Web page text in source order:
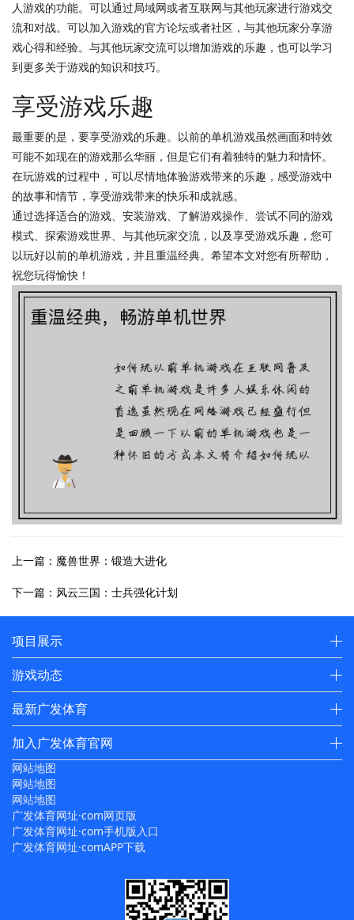
人游戏的功能。可以通过局域网或者互联网与其他玩家进行游戏交
流和对战。可以加入游戏的官方论坛或者社区，与其他玩家分享游
戏心得和经验。与其他玩家交流可以增加游戏的乐趣，也可以学习
到更多关于游戏的知识和技巧。
享受游戏乐趣
最重要的是，要享受游戏的乐趣。以前的单机游戏虽然画面和特效
可能不如现在的游戏那么华丽，但是它们有着独特的魅力和情怀。
在玩游戏的过程中，可以尽情地体验游戏带来的乐趣，感受游戏中
的故事和情节，享受游戏带来的快乐和成就感。
通过选择适合的游戏、安装游戏、了解游戏操作、尝试不同的游戏
模式、探索游戏世界、与其他玩家交流，以及享受游戏乐趣，您可
以玩好以前的单机游戏，并且重温经典。希望本文对您有所帮助，
祝您玩得愉快！
上一篇：魔兽世界：锻造大进化
下一篇：风云三国：士兵强化计划
项目展示
游戏动态
最新广发体育
加入广发体育官网
网站地图
网站地图
网站地图
广发体育网址·com网页版
广发体育网址·com手机版入口
广发体育网址·comAPP下载